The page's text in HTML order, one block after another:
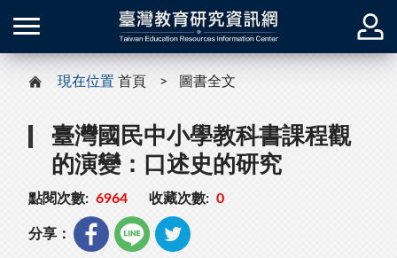
現在位置 首頁 圖書全文
臺灣國民中小學教科書課程觀
的演變：口述史的研究
點閱次數: 6964 收藏次數: 0
分享：